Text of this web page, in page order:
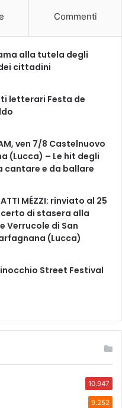
Commenti
alla tutela degli
cittadini
letterari Festa de
ven 7/8 Castelnuovo
(Lucca) – Le hit degli
cantare e da ballare
MÉZZI: rinviato al 25
di stasera alla
Verrucole di San
(Lucca)
Street Festival
10.947
9.252